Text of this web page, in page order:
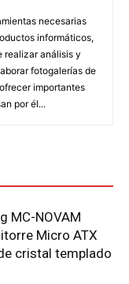
necesarias
informáticos,
realizar análisis y
fotogalerías de
importantes
por él...
MC-NOVAM
Micro ATX
cristal templado